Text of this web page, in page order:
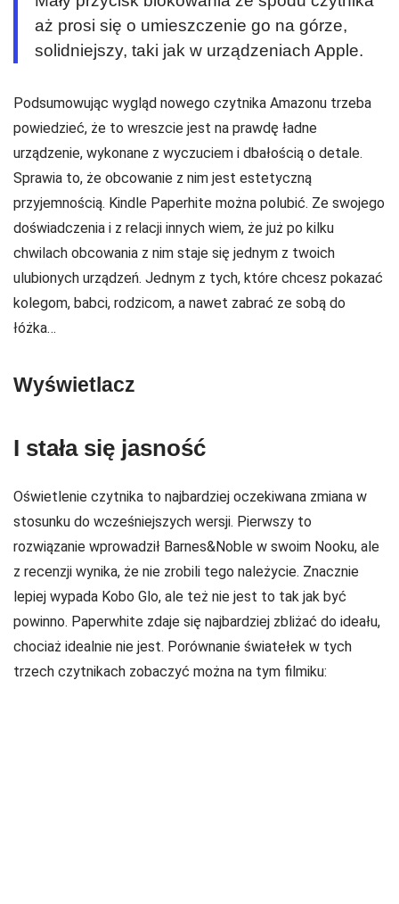
aż prosi się o umieszczenie go na górze,
solidniejszy, taki jak w urządzeniach Apple.
Podsumowując wygląd nowego czytnika Amazonu trzeba
powiedzieć, że to wreszcie jest na prawdę ładne
urządzenie, wykonane z wyczuciem i dbałością o detale.
Sprawia to, że obcowanie z nim jest estetyczną
przyjemnością. Kindle Paperhite można polubić. Ze swojego
doświadczenia i z relacji innych wiem, że już po kilku
chwilach obcowania z nim staje się jednym z twoich
ulubionych urządzeń. Jednym z tych, które chcesz pokazać
kolegom, babci, rodzicom, a nawet zabrać ze sobą do
łóżka…
Wyświetlacz
I stała się jasność
Oświetlenie czytnika to najbardziej oczekiwana zmiana w
stosunku do wcześniejszych wersji. Pierwszy to
rozwiązanie wprowadził Barnes&Noble w swoim Nooku, ale
z recenzji wynika, że nie zrobili tego należycie. Znacznie
lepiej wypada Kobo Glo, ale też nie jest to tak jak być
powinno. Paperwhite zdaje się najbardziej zbliżać do ideału,
chociaż idealnie nie jest. Porównanie światełek w tych
trzech czytnikach zobaczyć można na tym filmiku: